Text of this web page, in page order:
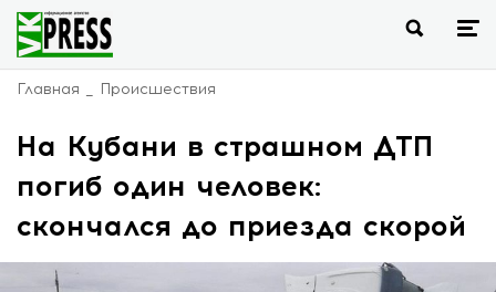
Главная Происшествия
На Кубани в страшном ДТП
погиб один человек:
скончался до приезда скорой